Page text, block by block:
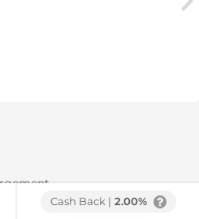
Cash Back | 2.00%